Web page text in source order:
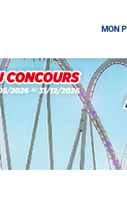
MON